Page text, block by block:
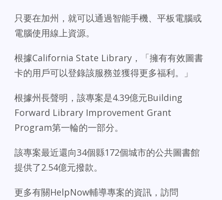
只要在加州，就可以通過智能手機、平板電腦或
電腦使用線上資源。
根據California State Library，「擁有有效圖書
卡的用戶可以登錄該服務並獲得更多福利。」
根據州長聲明，該專案是4.39億元Building
Forward Library Improvement Grant
Program第一輪的一部分。
該專案最近還向34個縣172個城市的公共圖書館
提供了2.54億元撥款。
更多有關HelpNow輔導專案的資訊，訪問